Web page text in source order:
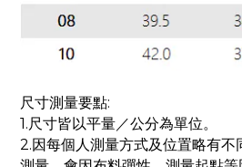
尺寸測量要點:
1.尺寸皆以平量／公分為單位。
2.因每個人測量方式及位置略有不